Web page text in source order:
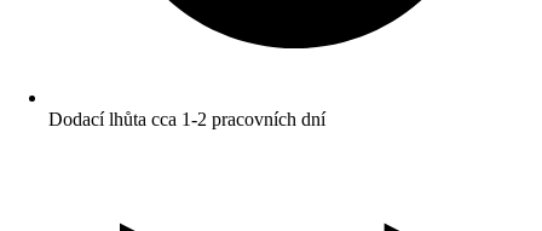
Dodací lhůta cca 1-2 pracovních dní